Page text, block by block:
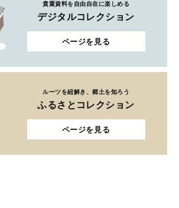
貴重資料を自由自在に楽しめる
デジタルコレクション
ページを見る
ルーツを紐解き、郷土を知ろう
ふるさとコレクション
ページを見る